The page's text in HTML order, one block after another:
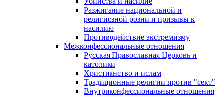
Разжигание национальной и
религиозной розни и призывы к
насилию
Противодействие экстремизму
Межконфессиональные отношения
Русская Православная Церковь и
католики
Христианство и ислам
Традиционные религии против "сект"
Внутриконфессиональные отношения